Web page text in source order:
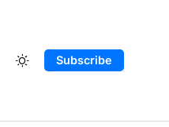
Subscribe